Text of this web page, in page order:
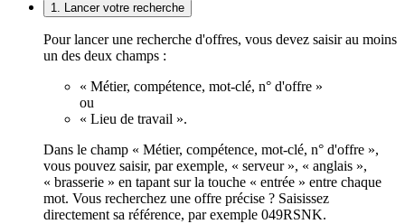
1. Lancer votre recherche
Pour lancer une recherche d'offres, vous devez saisir au moins
un des deux champs :
« Métier, compétence, mot-clé, n° d'offre »
ou
« Lieu de travail ».
Dans le champ « Métier, compétence, mot-clé, n° d'offre »,
vous pouvez saisir, par exemple, « serveur », « anglais »,
« brasserie » en tapant sur la touche « entrée » entre chaque
mot. Vous recherchez une offre précise ? Saisissez
directement sa référence, par exemple 049RSNK.